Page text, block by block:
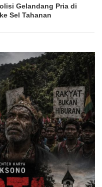
Gelandang Pria di
Sel Tahanan